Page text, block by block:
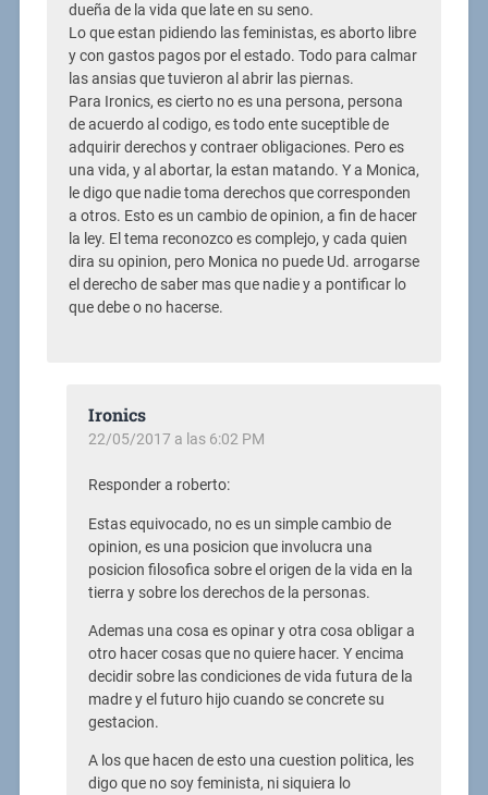
dueña de la vida que late en su seno.
Lo que estan pidiendo las feministas, es aborto libre
y con gastos pagos por el estado. Todo para calmar
las ansias que tuvieron al abrir las piernas.
Para Ironics, es cierto no es una persona, persona
de acuerdo al codigo, es todo ente suceptible de
adquirir derechos y contraer obligaciones. Pero es
una vida, y al abortar, la estan matando. Y a Monica,
le digo que nadie toma derechos que corresponden
a otros. Esto es un cambio de opinion, a fin de hacer
la ley. El tema reconozco es complejo, y cada quien
dira su opinion, pero Monica no puede Ud. arrogarse
el derecho de saber mas que nadie y a pontificar lo
que debe o no hacerse.
Ironics
22/05/2017 a las 6:02 PM
Responder a roberto:
Estas equivocado, no es un simple cambio de
opinion, es una posicion que involucra una
posicion filosofica sobre el origen de la vida en la
tierra y sobre los derechos de la personas.
Ademas una cosa es opinar y otra cosa obligar a
otro hacer cosas que no quiere hacer. Y encima
decidir sobre las condiciones de vida futura de la
madre y el futuro hijo cuando se concrete su
gestacion.
A los que hacen de esto una cuestion politica, les
digo que no soy feminista, ni siquiera lo